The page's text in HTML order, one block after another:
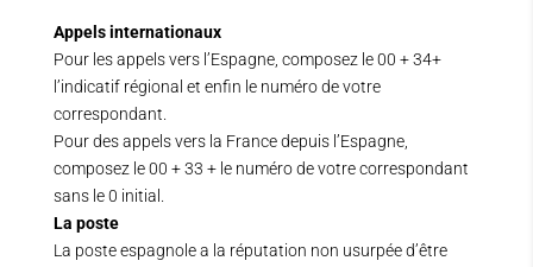
Appels internationaux
Pour les appels vers l’Espagne, composez le 00 + 34+
l’indicatif régional et enfin le numéro de votre
correspondant.
Pour des appels vers la France depuis l’Espagne,
composez le 00 + 33 + le numéro de votre correspondant
sans le 0 initial.
La poste
La poste espagnole a la réputation non usurpée d’être